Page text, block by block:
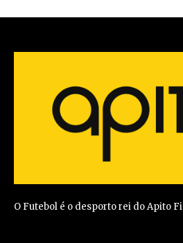
O Futebol é o desporto rei do Apito